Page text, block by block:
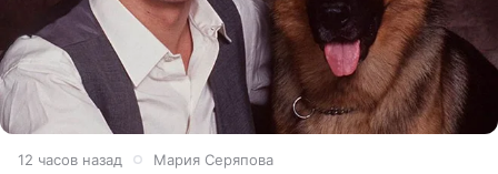
12 часов назад Мария Серяпова